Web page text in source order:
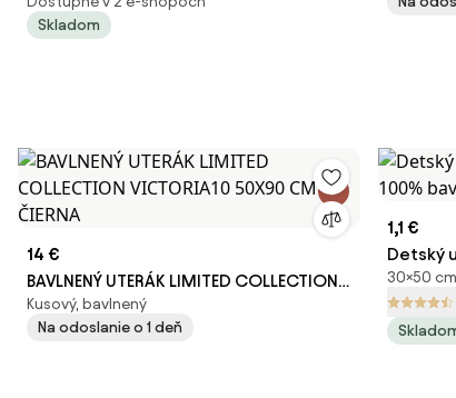
Skladom
14 €
BAVLNENÝ UTERÁK LIMITED COLLECTION
VICTORIA10 50X90 CM ČIERNA
Kusový, bavlnený
Na odoslanie o 1 deň
1,1 €
Detský
100%
30×50